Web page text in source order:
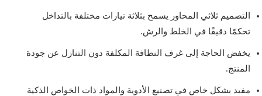
التصميم ثلاثي المحاور يسمح بثلاثة تيارات مختلفة بالتداخل
تحكمًا دقيقًا في الخلط والرش.
يخفض الحاجة إلى غرف النظافة المكلفة دون التنازل عن جودة
المنتج.
مفيد بشكل خاص في تصنيع الأدوية والمواد ذات الخواص الذكية